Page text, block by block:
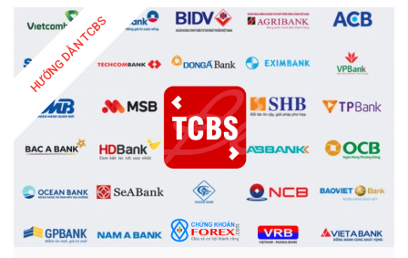
HƯỚNG DẪN TCBS